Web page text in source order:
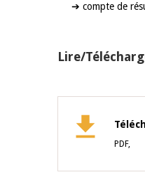
➔ compte de
Lire/
PDF,